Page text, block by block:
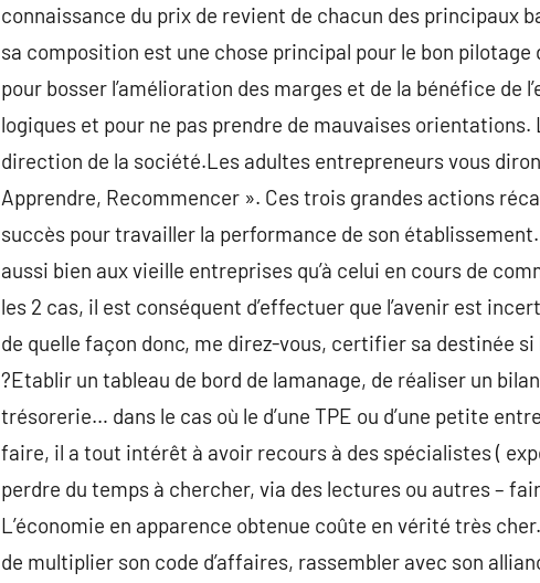
connaissance du prix de revient de chacun des principaux
sa composition est une chose principal pour le bon
pour bosser l’amélioration des marges et de la bénéfice
logiques et pour ne pas prendre de mauvaises
direction de la société.Les adultes entrepreneurs vous
Apprendre, Recommencer ». Ces trois grandes actions
succès pour travailler la performance de son
aussi bien aux vieille entreprises qu’à celui en cours de
les 2 cas, il est conséquent d’effectuer que l’avenir est
de quelle façon donc, me direz-vous, certifier sa destinée si
?Etablir un tableau de bord de lamanage, de réaliser un
trésorerie… dans le cas où le d’une TPE ou d’une petite
faire, il a tout intérêt à avoir recours à des spécialistes (
perdre du temps à chercher, via des lectures ou autres –
L’économie en apparence obtenue coûte en vérité très
de multiplier son code d’affaires, rassembler avec son